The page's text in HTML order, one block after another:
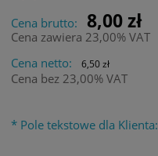
Cena brutto:
8,00 zł
Cena zawiera 23,00% VAT
Cena netto:
6,50 zł
Cena bez 23,00% VAT
* Pole tekstowe dla Klienta: